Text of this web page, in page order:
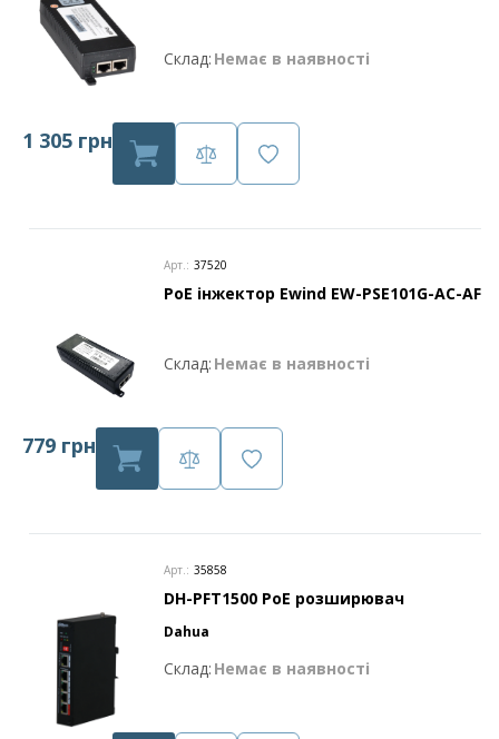
Склад: Немає в наявності
1 305 грн
Арт.: 37520
PoE інжектор Ewind EW-PSE101G-AC-AF
Склад: Немає в наявності
779 грн
Арт.: 35858
DH-PFT1500 PoE розширювач
Dahua
Склад: Немає в наявності